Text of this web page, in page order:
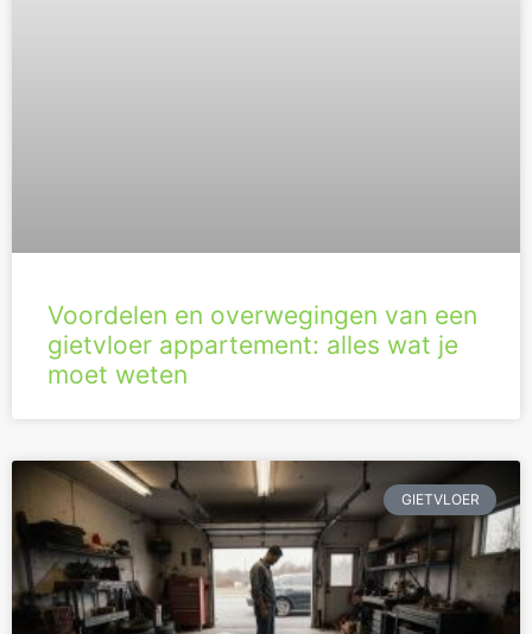
Voordelen en overwegingen van een
gietvloer appartement: alles wat je
moet weten
GIETVLOER